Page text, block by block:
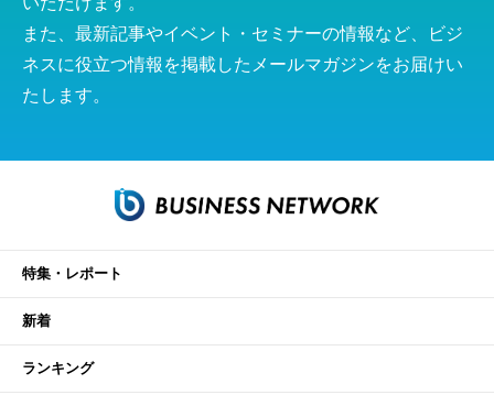
また、最新記事やイベント・セミナーの情報など、ビジ
ネスに役立つ情報を掲載したメールマガジンをお届けい
たします。
特集・レポート
新着
ランキング